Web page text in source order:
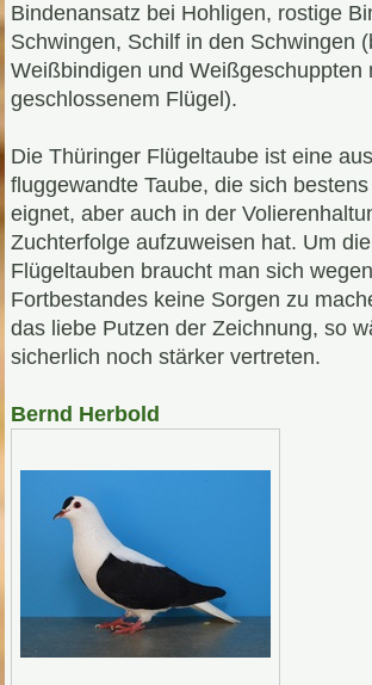
Bindenansatz bei Hohligen, rostige
Schwingen, Schilf in den Schwingen
Weißbindigen und Weißgeschuppten
geschlossenem Flügel).
Die Thüringer Flügeltaube ist eine
fluggewandte Taube, die sich
eignet, aber auch in der
Zuchterfolge aufzuweisen hat. Um
Flügeltauben braucht man sich
Fortbestandes keine Sorgen zu
das liebe Putzen der Zeichnung, so
sicherlich noch stärker vertreten.
Bernd Herbold